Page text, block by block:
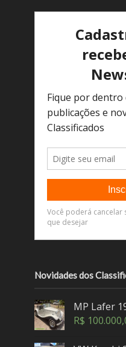
Novidades dos
MP Lafer
R$